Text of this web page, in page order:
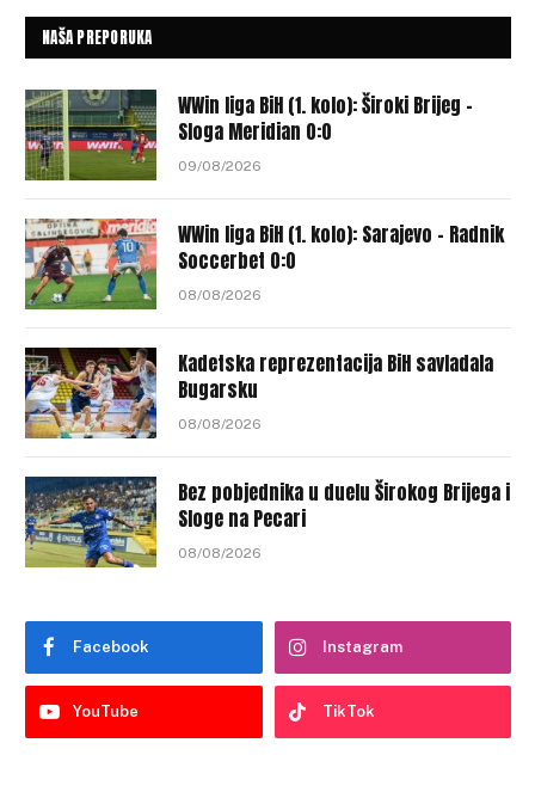
NAŠA PREPORUKA
WWin liga BiH (1. kolo): Široki Brijeg –
Sloga Meridian 0:0
09/08/2026
WWin liga BiH (1. kolo): Sarajevo – Radnik
Soccerbet 0:0
08/08/2026
Kadetska reprezentacija BiH savladala
Bugarsku
08/08/2026
Bez pobjednika u duelu Širokog Brijega i
Sloge na Pecari
08/08/2026
Facebook Instagram
YouTube TikTok